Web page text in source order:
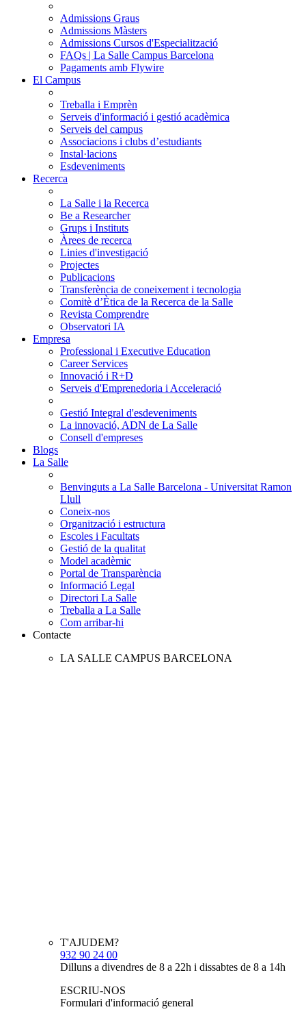
Admissions Graus
Admissions Màsters
Admissions Cursos d'Especialització
FAQs | La Salle Campus Barcelona
Pagaments amb Flywire
El Campus
Treballa i Emprèn
Serveis d'informació i gestió acadèmica
Serveis del campus
Associacions i clubs d’estudiants
Instal·lacions
Esdeveniments
Recerca
La Salle i la Recerca
Be a Researcher
Grups i Instituts
Àrees de recerca
Linies d'investigació
Projectes
Publicacions
Transferència de coneixement i tecnologia
Comitè d’Ètica de la Recerca de la Salle
Revista Comprendre
Observatori IA
Empresa
Professional i Executive Education
Career Services
Innovació i R+D
Serveis d'Emprenedoria i Acceleració
Gestió Integral d'esdeveniments
La innovació, ADN de La Salle
Consell d'empreses
Blogs
La Salle
Benvinguts a La Salle Barcelona - Universitat Ramon
Llull
Coneix-nos
Organització i estructura
Escoles i Facultats
Gestió de la qualitat
Model acadèmic
Portal de Transparència
Informació Legal
Directori La Salle
Treballa a La Salle
Com arribar-hi
Contacte
LA SALLE CAMPUS BARCELONA
T'AJUDEM?
932 90 24 00
Dilluns a divendres de 8 a 22h i dissabtes de 8 a 14h
ESCRIU-NOS
Formulari d'informació general